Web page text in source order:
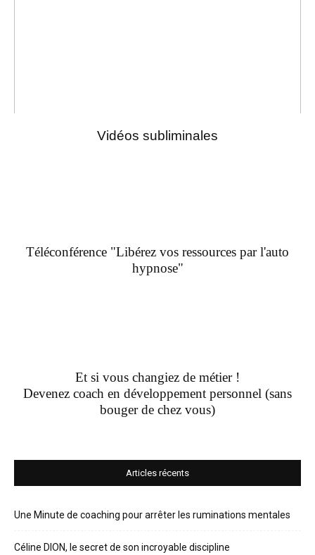
Vidéos subliminales
Téléconférence "Libérez vos ressources par l'auto
hypnose"
Et si vous changiez de métier !
Devenez coach en développement personnel (sans
bouger de chez vous)
Articles récents
Une Minute de coaching pour arrêter les ruminations mentales
Céline DION, le secret de son incroyable discipline